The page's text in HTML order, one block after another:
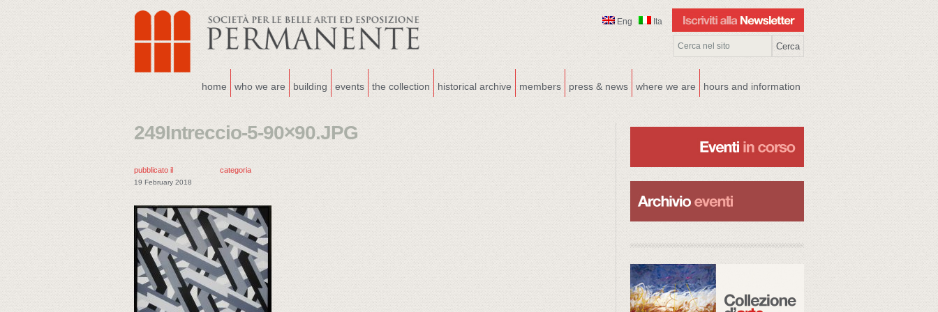
Eng Ita
home who we are building events the collection historical archive members press & news where we are hours and information
249Intreccio-5-90×90.JPG
pubblicato il
19 February 2018
categoria